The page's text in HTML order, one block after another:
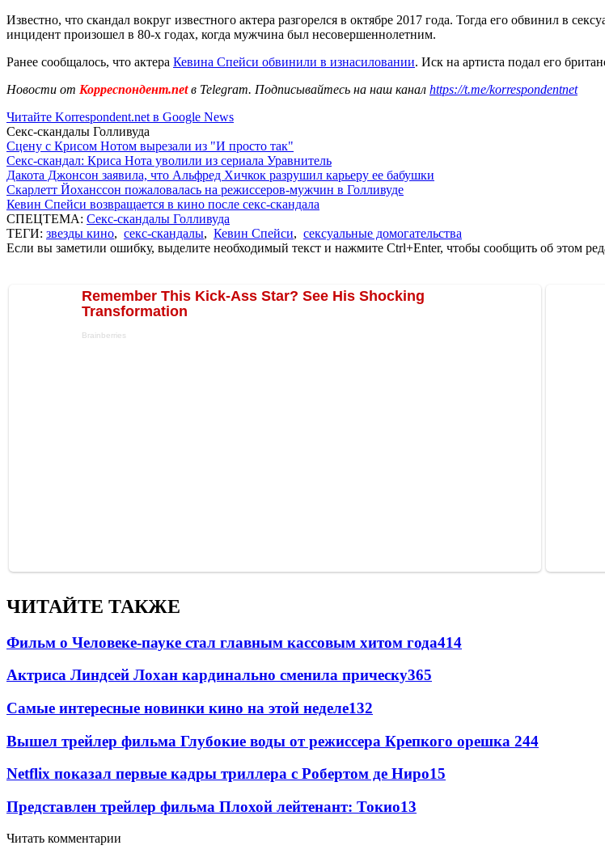
Известно, что скандал вокруг известного актера разгорелся в октябре 2017 года. Тогда его обвинил в
инцидент произошел в 80-х годах, когда мужчина был несовершеннолетним.
Ранее сообщалось, что актера Кевина Спейси обвинили в изнасиловании. Иск на артиста подал его
Новости от Корреспондент.netв Telegram. Подписывайтесь на наш канал https://t.me/korrespondentnet
Читайте Korrespondent.net в Google News
Секс-скандалы Голливуда
Сцену с Крисом Нотом вырезали из "И просто так"
Секс-скандал: Криса Нота уволили из сериала Уравнитель
Дакота Джонсон заявила, что Альфред Хичкок разрушил карьеру ее бабушки
Скарлетт Йоханссон пожаловалась на режиссеров-мужчин в Голливуде
Кевин Спейси возвращается в кино после секс-скандала
СПЕЦТЕМА: Секс-скандалы Голливуда
ТЕГИ: звезды кино, секс-скандалы, Кевин Спейси, сексуальные домогательства
Если вы заметили ошибку, выделите необходимый текст и нажмите Ctrl+Enter, чтобы сообщить об этом
ЧИТАЙТЕ ТАКЖЕ
Фильм о Человеке-пауке стал главным кассовым хитом года414
Актриса Линдсей Лохан кардинально сменила прическу365
Самые интересные новинки кино на этой неделе132
Вышел трейлер фильма Глубокие воды от режиссера Крепкого орешка 244
Netflix показал первые кадры триллера с Робертом де Ниро15
Представлен трейлер фильма Плохой лейтенант: Токио13
Читать комментарии